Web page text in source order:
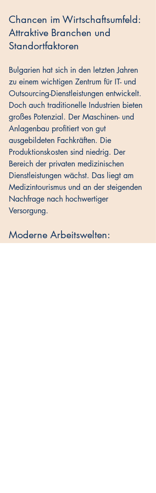
Chancen im Wirtschaftsumfeld:
Attraktive Branchen und
Standortfaktoren
Bulgarien hat sich in den letzten Jahren
zu einem wichtigen Zentrum für IT- und
Outsourcing-Dienstleistungen entwickelt.
Doch auch traditionelle Industrien bieten
großes Potenzial. Der Maschinen- und
Anlagenbau profitiert von gut
ausgebildeten Fachkräften. Die
Produktionskosten sind niedrig. Der
Bereich der privaten medizinischen
Dienstleistungen wächst. Das liegt am
Medizintourismus und an der steigenden
Nachfrage nach hochwertiger
Versorgung.
Moderne Arbeitswelten: